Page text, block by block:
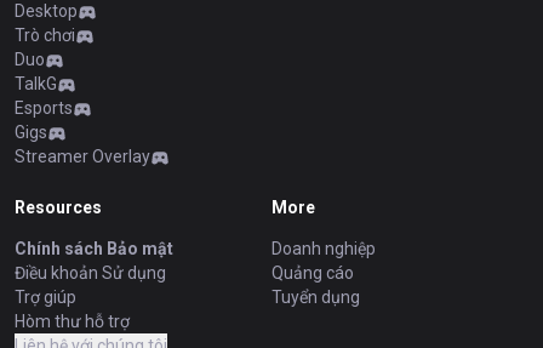
Desktop
Trò chơi
Duo
TalkG
Esports
Gigs
Streamer Overlay
Resources
Chính sách Bảo mật
Điều khoản Sử dụng
Trợ giúp
Hòm thư hỗ trợ
More
Doanh nghiệp
Quảng cáo
Tuyển dụng